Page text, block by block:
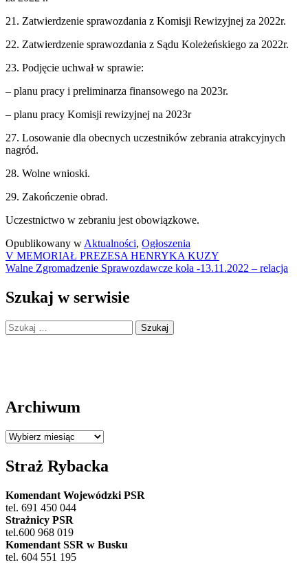
21. Zatwierdzenie sprawozdania z Komisji Rewizyjnej za 2022r.
22. Zatwierdzenie sprawozdania z Sądu Koleżeńskiego za 2022r.
23. Podjęcie uchwał w sprawie:
– planu pracy i preliminarza finansowego na 2023r.
– planu pracy Komisji rewizyjnej na 2023r
27. Losowanie dla obecnych uczestników zebrania atrakcyjnych
nagród.
28. Wolne wnioski.
29. Zakończenie obrad.
Uczestnictwo w zebraniu jest obowiązkowe.
Opublikowany w Aktualności, Ogłoszenia
Nawigacja
wpisu
V MEMORIAŁ PREZESA HENRYKA KUZY
Walne Zgromadzenie Sprawozdawcze koła -13.11.2022 – relacja
Szukaj w serwisie
Szukaj:
Archiwum
Archiwum
Straż Rybacka
Komendant Wojewódzki PSR
tel. 691 450 044
Strażnicy PSR
tel.600 968 019
Komendant SSR w Busku
tel. 604 551 195